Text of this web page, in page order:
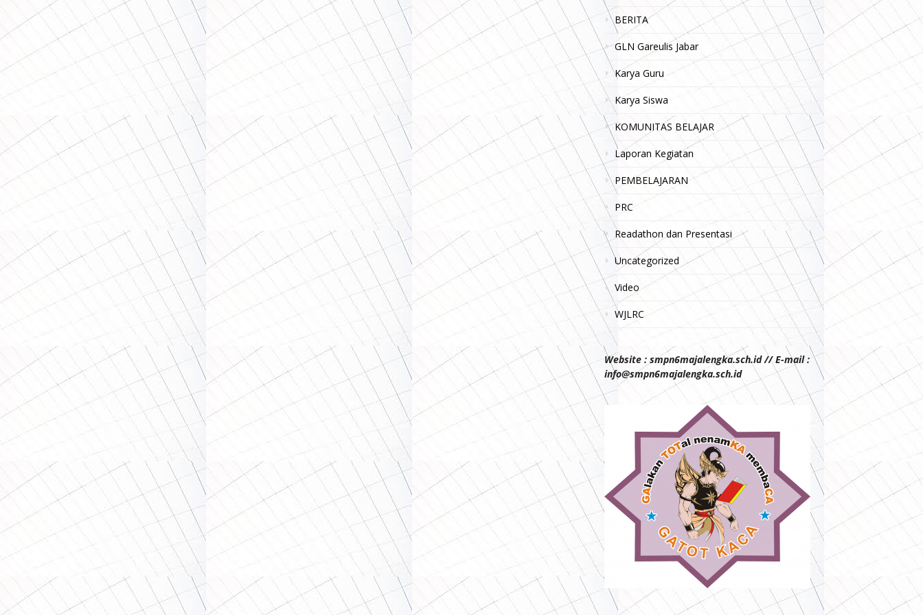
BERITA
GLN Gareulis Jabar
Karya Guru
Karya Siswa
KOMUNITAS BELAJAR
Laporan Kegiatan
PEMBELAJARAN
PRC
Readathon dan Presentasi
Uncategorized
Video
WJLRC
Website : smpn6majalengka.sch.id // E-mail :
info@smpn6majalengka.sch.id